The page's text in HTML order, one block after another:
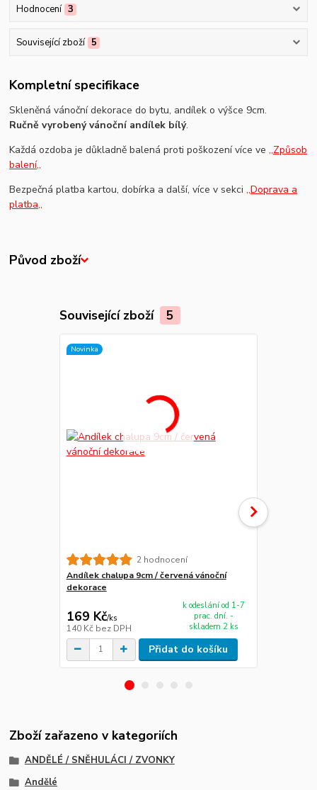
Hodnocení 3
Související zboží 5
Kompletní specifikace
Skleněná vánoční dekorace do bytu, andílek o výšce 9cm.
Ručně vyrobený vánoční andílek bílý.
Každá ozdoba je důkladně balená proti poškození více ve,,Způsob
balení,,
Bezpečná platba kartou, dobírka a další, více v sekci,,Doprava a
platba,,
Původ zboží
Související zboží 5
Novinka
2 hodnocení
Andílek chalupa 9cm / červená vánoční
dekorace
169 Kč/ks
140 Kč bez DPH
k odeslání od 1-7
prac. dní. -
skladem 2 ks
Přidat do košíku
Zboží zařazeno v kategoriích
ANDĚLÉ / SNĚHULÁCI / ZVONKY
Andělé